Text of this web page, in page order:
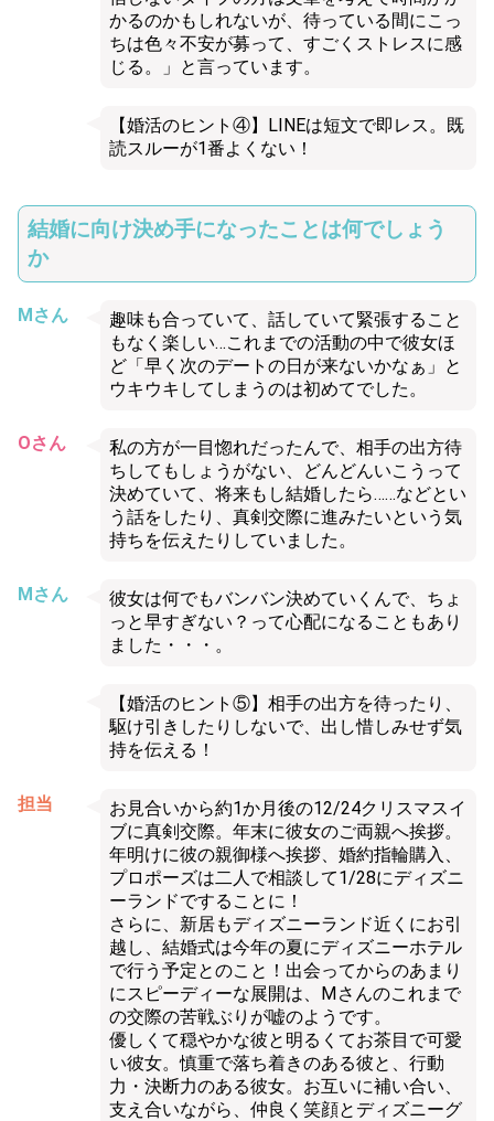
かるのかもしれないが、待っている間にこっ
ちは色々不安が募って、すごくストレスに感
じる。」と言っています。
【婚活のヒント④】LINEは短文で即レス。既
読スルーが1番よくない！
結婚に向け決め手になったことは何でしょう
か
Mさん
趣味も合っていて、話していて緊張すること
もなく楽しい…これまでの活動の中で彼女ほ
ど「早く次のデートの日が来ないかなぁ」と
ウキウキしてしまうのは初めてでした。
Oさん
私の方が一目惚れだったんで、相手の出方待
ちしてもしょうがない、どんどんいこうって
決めていて、将来もし結婚したら……などとい
う話をしたり、真剣交際に進みたいという気
持ちを伝えたりしていました。
Mさん
彼女は何でもバンバン決めていくんで、ちょ
っと早すぎない？って心配になることもあり
ました・・・。
【婚活のヒント⑤】相手の出方を待ったり、
駆け引きしたりしないで、出し惜しみせず気
持を伝える！
担当
お見合いから約1か月後の12/24クリスマスイ
ブに真剣交際。年末に彼女のご両親へ挨拶。
年明けに彼の親御様へ挨拶、婚約指輪購入、
プロポーズは二人で相談して1/28にディズニ
ーランドですることに！
さらに、新居もディズニーランド近くにお引
越し、結婚式は今年の夏にディズニーホテル
で行う予定とのこと！出会ってからのあまり
にスピーディーな展開は、Ⅿさんのこれまで
の交際の苦戦ぶりが嘘のようです。
優しくて穏やかな彼と明るくてお茶目で可愛
い彼女。慎重で落ち着きのある彼と、行動
力・決断力のある彼女。お互いに補い合い、
支え合いながら、仲良く笑顔とディズニーグ